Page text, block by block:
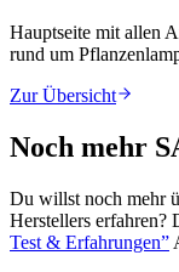
Hauptseite mit allen
rund um
Zur Übersicht
Noch mehr
Du willst noch mehr
Herstellers erfahren?
Test & Erfahrungen”